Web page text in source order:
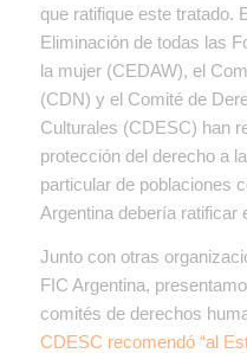
que ratifique este tratado.
Eliminación de todas las
la mujer (CEDAW), el
(CDN) y el Comité de
Culturales (CDESC) han
protección del derecho a
particular de poblaciones
Argentina debería ratificar
Junto con otras
FIC Argentina,
comités de derechos
CDESC recomendó “al